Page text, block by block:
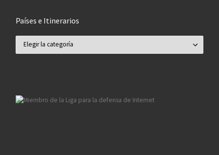
Países e Itinerarios